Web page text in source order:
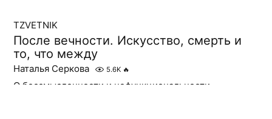
TZVETNIK
После вечности. Искусство, смерть и
то, что между
Наталья Серкова 5.6K 🔥
О бессмысленности и нефункциональности